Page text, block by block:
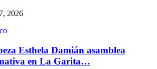
2026
Esthela Damián asamblea
en La Garita…